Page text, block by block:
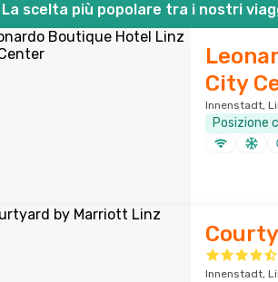
La scelta più popolare tra i nostri
City
Innenstadt,
Posizione
Innenstadt,